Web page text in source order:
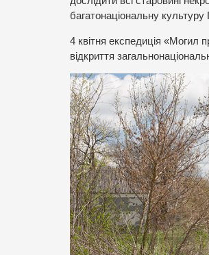
багатонаціональну культуру
4 квітня експедиція «Могил
відкриття